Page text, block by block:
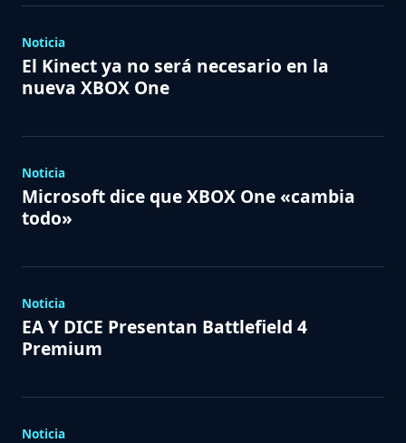
Noticia
El Kinect ya no será necesario en la
nueva XBOX One
Noticia
Microsoft dice que XBOX One «cambia
todo»
Noticia
EA Y DICE Presentan Battlefield 4
Premium
Noticia